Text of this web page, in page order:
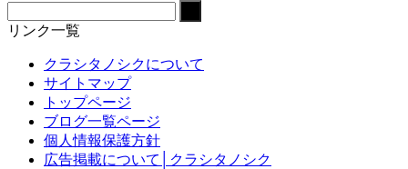
リンク一覧
クラシタノシクについて
サイトマップ
トップページ
ブログ一覧ページ
個人情報保護方針
広告掲載について│クラシタノシク